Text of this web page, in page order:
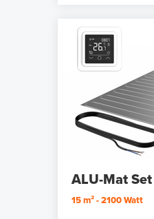
ALU-Mat Set
15 m² - 2100 Watt